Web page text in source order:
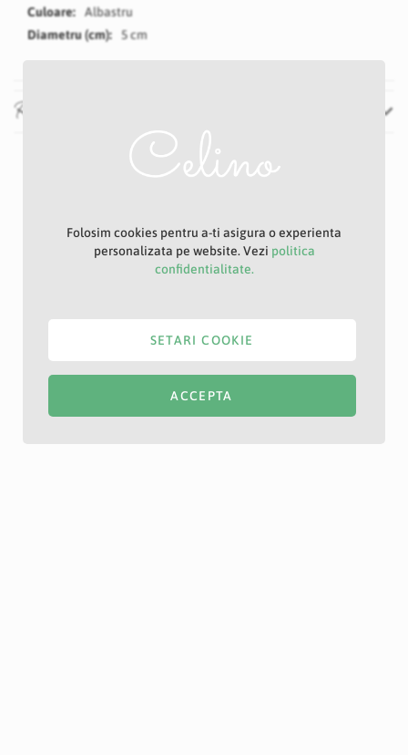
Albastru
5 cm
Recenzii
Folosim cookies pentru a-ti asigura o experienta
personalizata pe website. Vezi politica
confidentialitate.
ACCEPTA
SETARI COOKIE